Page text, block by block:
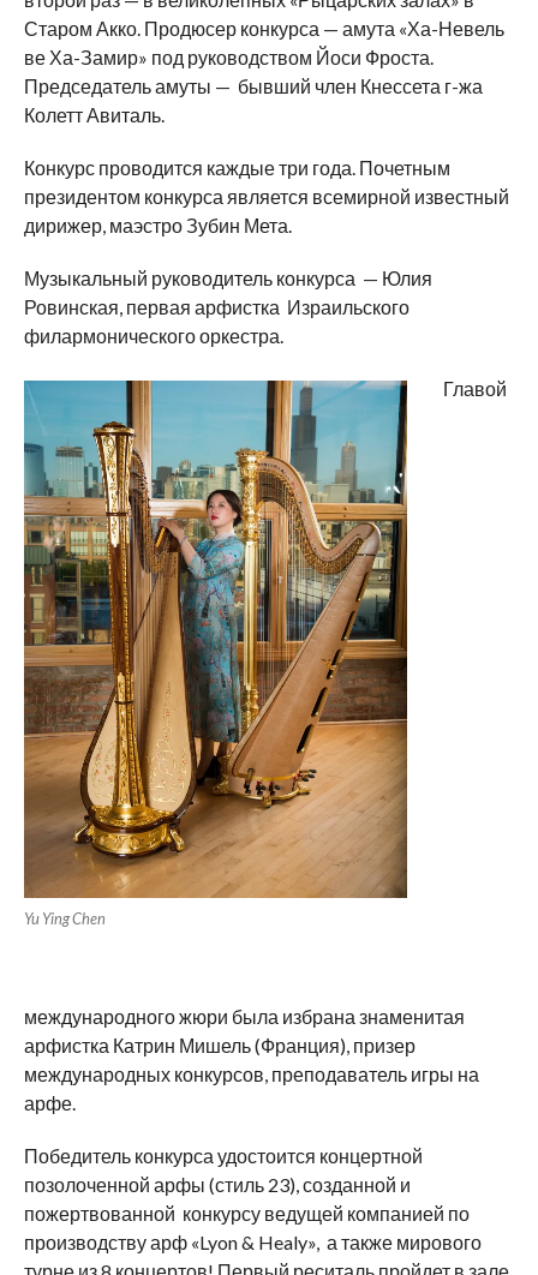
Старом Акко. Продюсер конкурса — амута «Ха-Невель
ве Ха-Замир» под руководством Йоси Фроста.
Председатель амуты — бывший член Кнессета г-жа
Колетт Авиталь.
Конкурс проводится каждые три года. Почетным
президентом конкурса является всемирной известный
дирижер, маэстро Зубин Мета.
Музыкальный руководитель конкурса — Юлия
Ровинская, первая арфистка Израильского
филармонического оркестра.
Yu Ying Chen
Главой
международного жюри была избрана знаменитая
арфистка Катрин Мишель (Франция), призер
международных конкурсов, преподаватель игры на
арфе.
Победитель конкурса удостоится концертной
позолоченной арфы (стиль 23), созданной и
пожертвованной конкурсу ведущей компанией по
производству арф «Lyon & Healy», а также мирового